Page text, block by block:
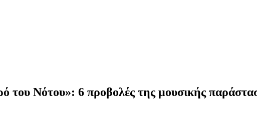
του Νότου»: 6 προβολές της μουσικής